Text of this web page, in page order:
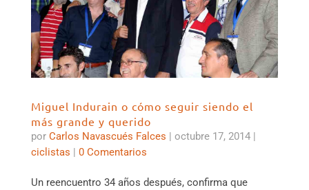
Miguel Indurain o cómo seguir siendo el
más grande y querido
por Carlos Navascués Falces | octubre 17, 2014 |
ciclistas | 0 Comentarios
Un reencuentro 34 años después, confirma que